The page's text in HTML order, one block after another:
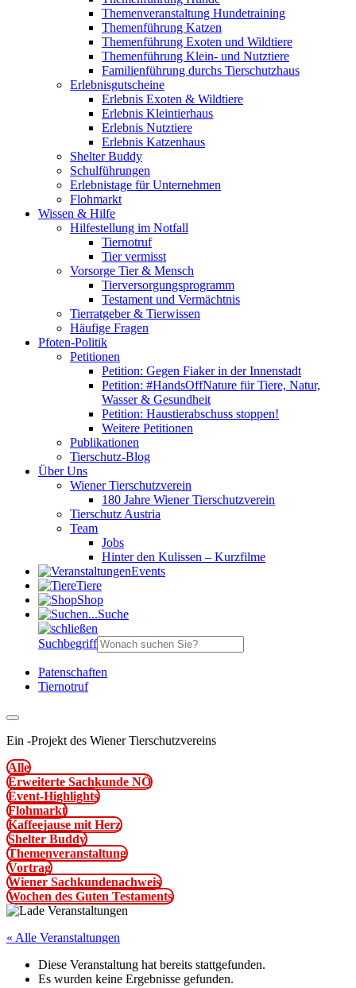
Themenveranstaltung Hundetraining
Themenführung Katzen
Themenführung Exoten und Wildtiere
Themenführung Klein- und Nutztiere
Familienführung durchs Tierschutzhaus
Erlebnisgutscheine
Erlebnis Exoten & Wildtiere
Erlebnis Kleintierhaus
Erlebnis Nutztiere
Erlebnis Katzenhaus
Shelter Buddy
Schulführungen
Erlebnistage für Unternehmen
Flohmarkt
Wissen & Hilfe
Hilfestellung im Notfall
Tiernotruf
Tier vermisst
Vorsorge Tier & Mensch
Tierversorgungsprogramm
Testament und Vermächtnis
Tierratgeber & Tierwissen
Häufige Fragen
Pfoten-Politik
Petitionen
Petition: Gegen Fiaker in der Innenstadt
Petition: #HandsOffNature für Tiere, Natur,
Wasser & Gesundheit
Petition: Haustierabschuss stoppen!
Weitere Petitionen
Publikationen
Tierschutz-Blog
Über Uns
Wiener Tierschutzverein
180 Jahre Wiener Tierschutzverein
Tierschutz Austria
Team
Jobs
Hinter den Kulissen – Kurzfilme
Events
Tiere
Shop
Suche
Suchbegriff
Patenschaften
Tiernotruf
Ein -Projekt des Wiener Tierschutzvereins
Alle
Erweiterte Sachkunde NÖ
Event-Highlights
Flohmarkt
Kaffeejause mit Herz
Shelter Buddy
Themenveranstaltung
Vortrag
Wiener Sachkundenachweis
Wochen des Guten Testaments
« Alle Veranstaltungen
Diese Veranstaltung hat bereits stattgefunden.
Es wurden keine Ergebnisse gefunden.